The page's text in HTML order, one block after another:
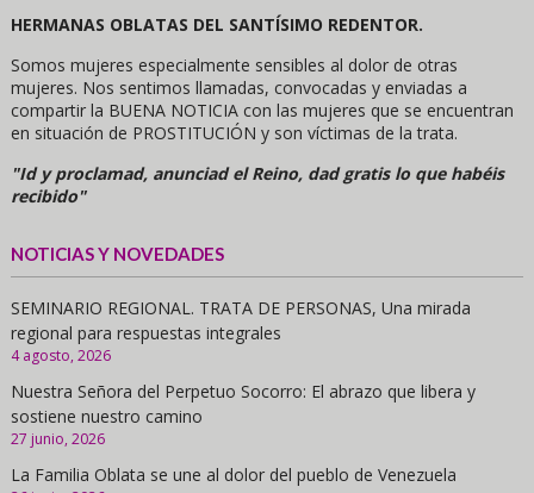
HERMANAS OBLATAS DEL SANTÍSIMO REDENTOR.
Somos mujeres especialmente sensibles al dolor de otras
mujeres. Nos sentimos llamadas, convocadas y enviadas a
compartir la BUENA NOTICIA con las mujeres que se encuentran
en situación de PROSTITUCIÓN y son víctimas de la trata.
"Id y proclamad, anunciad el Reino, dad gratis lo que habéis
recibido"
NOTICIAS Y NOVEDADES
SEMINARIO REGIONAL. TRATA DE PERSONAS, Una mirada
regional para respuestas integrales
4 agosto, 2026
Nuestra Señora del Perpetuo Socorro: El abrazo que libera y
sostiene nuestro camino
27 junio, 2026
La Familia Oblata se une al dolor del pueblo de Venezuela